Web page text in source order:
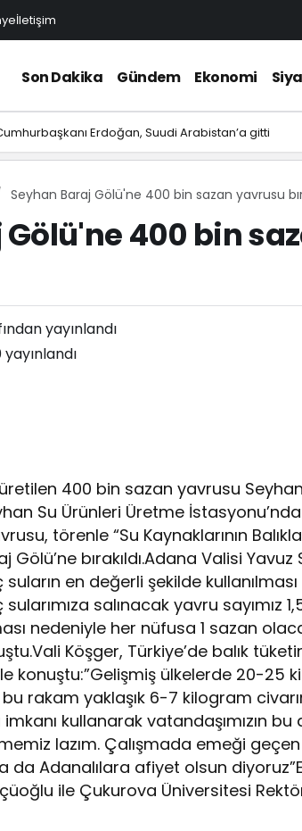
İletişim
Son Dakika Gündem Ekonomi
Erdoğan, Suudi Arabistan’a gitti
Seyhan Baraj Gölü'ne 400 bin sazan yavrusu
Gölü'ne 400 bin
yayınlandı
yayınlandı
400 bin sazan yavrusu Seyhan
Su Ürünleri Üretme
törenle “Su Kaynaklarının
bırakıldı.Adana Valisi
en değerli şekilde
salınacak yavru sayımız
nedeniyle her nüfusa 1 sazan
Köşger, Türkiye’de balık
konuştu:”Gelişmiş ülkelerde 20-25
rakam yaklaşık 6-7 kilogram
kullanarak vatandaşımızın bu
lazım. Çalışmada emeği
da Adanalılara afiyet olsun
ile Çukurova Üniversitesi